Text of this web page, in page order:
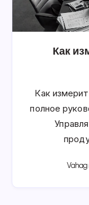
Как
Как
полное